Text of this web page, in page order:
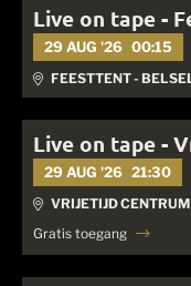
Live on tape -
29 AUG '26 00:15
FEESTTENT -
Live on tape -
29 AUG '26 21:30
VRIJETIJD
Gratis toegang